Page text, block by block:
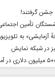
جشن گرفتند!
تأمین
به
در شبکه نمایش